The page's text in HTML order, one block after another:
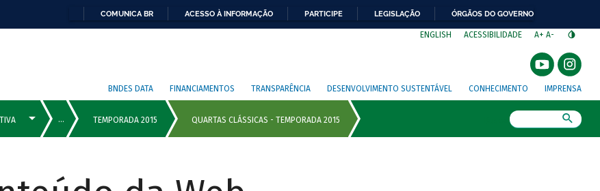
COMUNICA BR ACESSO À INFORMAÇÃO PARTICIPE LEGISLAÇÃO ÓRGÃOS DO GOVERNO
ENGLISH ACESSIBILIDADE A+ A-
BNDES DATA FINANCIAMENTOS TRANSPARÊNCIA DESENVOLVIMENTO SUSTENTÁVEL CONHECIMENTO IMPRENSA